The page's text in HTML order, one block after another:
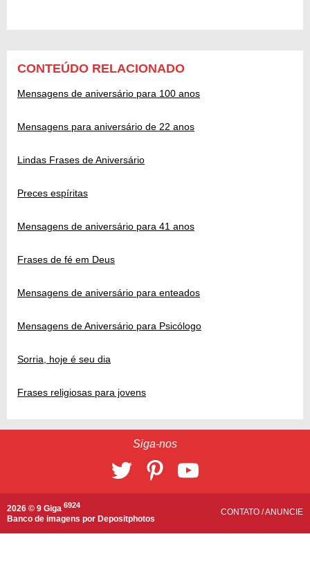
CONTEÚDO RELACIONADO
Mensagens de aniversário para 100 anos
Mensagens para aniversário de 22 anos
Lindas Frases de Aniversário
Preces espíritas
Mensagens de aniversário para 41 anos
Frases de fé em Deus
Mensagens de aniversário para enteados
Mensagens de Aniversário para Psicólogo
Sorria, hoje é seu dia
Frases religiosas para jovens
Siga-nos
2026 © 9 Giga 6924
Banco de imagens por Depositphotos
CONTATO /ANUNCIE